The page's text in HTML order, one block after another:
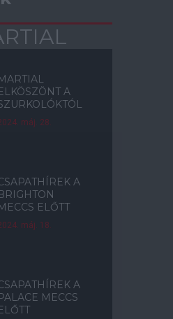
A
máj. 28.
A
ELŐTT
máj. 18.
A
MECCS